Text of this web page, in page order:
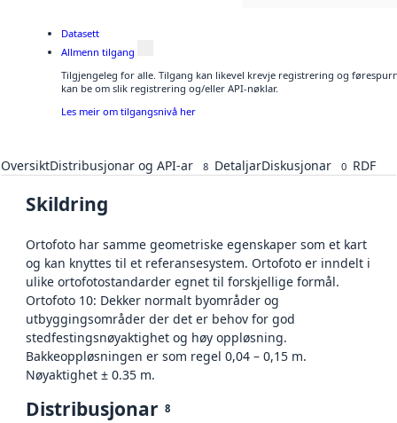
Datasett
Allmenn tilgang
Tilgjengeleg for alle. Tilgang kan likevel krevje registrering og
kan be om slik registrering og/eller API-nøklar.
Les meir om tilgangsnivå her
OversiktDistribusjonar og API-ar 8 DetaljarDiskusjonar 0 RDF
Skildring
Ortofoto har samme geometriske egenskaper som et kart
og kan knyttes til et referansesystem. Ortofoto er inndelt i
ulike ortofotostandarder egnet til forskjellige formål.
Ortofoto 10: Dekker normalt byområder og
utbyggingsområder der det er behov for god
stedfestingsnøyaktighet og høy oppløsning.
Bakkeoppløsningen er som regel 0,04 – 0,15 m.
Nøyaktighet ± 0.35 m.
Distribusjonar 8